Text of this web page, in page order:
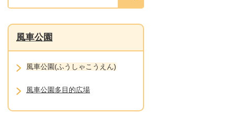
風車公園
風車公園(ふうしゃこうえん)
風車公園多目的広場